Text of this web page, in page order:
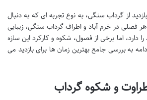
از گرداب سنگی، به نوع تجربه ای که به دنبال
فصلی در خرم آباد و اطراف گرداب سنگی، زیبایی
اما برخی از فصول، شکوه و کارکرد این سازه
به بررسی جامع بهترین زمان ها برای بازدید می
و شکوه گرداب